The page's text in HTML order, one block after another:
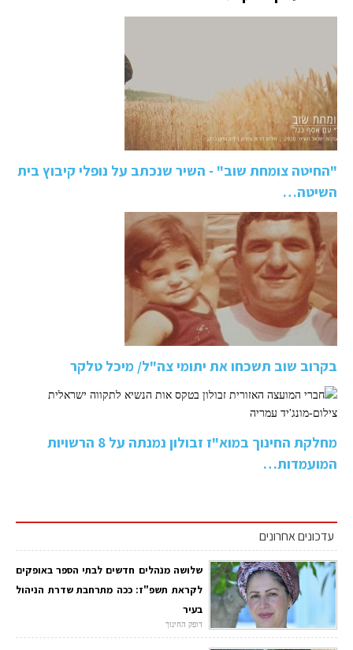
"החיטה צומחת שוב" - השיר שנכתב על נופלי קיבוץ בית
השיטה…
בקרוב שוב תשכחו את יתומי צה"ל/ מיכל טלקר
מחלקת החינוך במוא"ז זבולון נמנתה על 8 הרשויות
המועמדות…
עדכונים אחרונים
שלושה מנהלים חדשים לבתי הספר באופקים
לקראת תשפ"ז: ככה מתרחבת שדרת הניהול
בעיר
דופק החינוך